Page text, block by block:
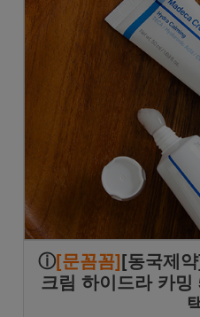
ⓘ[문꼼꼼][동국제
크림 하이드라 카